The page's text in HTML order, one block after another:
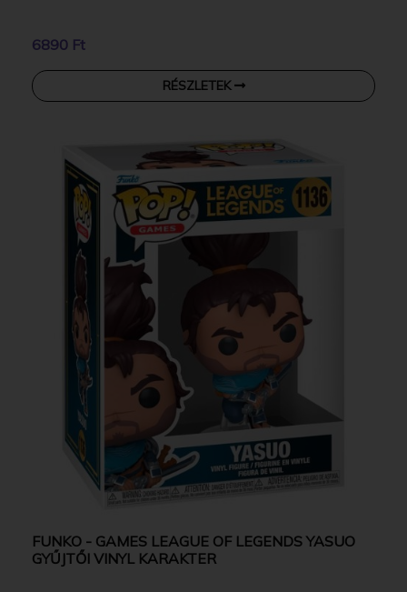
6890 Ft
RÉSZLETEK
FUNKO - GAMES LEAGUE OF LEGENDS YASUO
GYŰJTŐI VINYL KARAKTER